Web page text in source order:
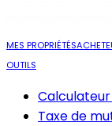
MES PROPRIÉTÉS
OUTILS
Taxe de